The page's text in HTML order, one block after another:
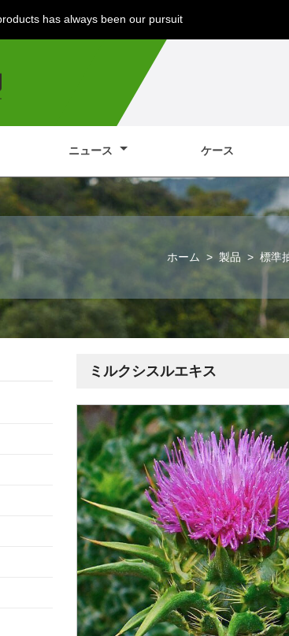
has always been our pursuit
ニュース ケース
ホーム > 製品 > 標準
ミルクシスルエキス